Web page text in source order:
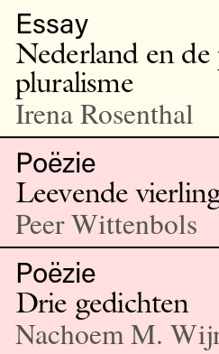
Essay
Nederland en
pluralisme
Irena Rosenthal
Poëzie
Leevende
Peer Wittenbols
Poëzie
Drie gedichten
Nachoem M.